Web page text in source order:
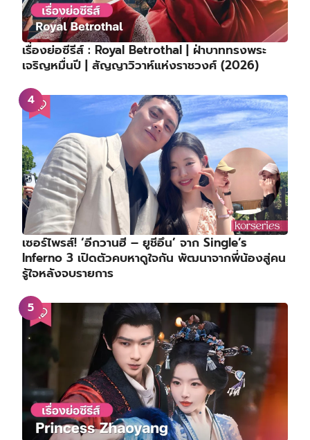
เรื่องย่อซีรีส์ : Royal Betrothal | ฝ่าบาททรงพระ
เจริญหมื่นปี | สัญญาวิวาห์แห่งราชวงศ์ (2026)
เซอร์ไพรส์! ‘อีกวานฮี – ยูชีอึน’ จาก Single’s
Inferno 3 เปิดตัวคบหาดูใจกัน พัฒนาจากพี่น้องสู่คน
รู้ใจหลังจบรายการ